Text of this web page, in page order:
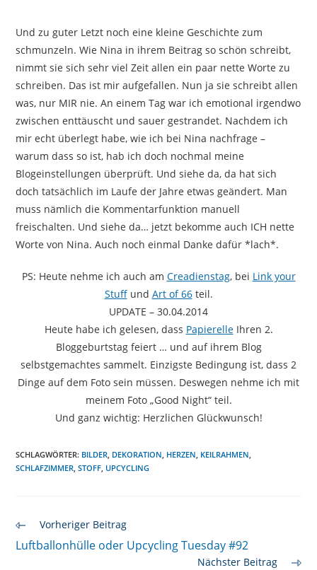
Und zu guter Letzt noch eine kleine Geschichte zum
schmunzeln. Wie Nina in ihrem Beitrag so schön schreibt,
nimmt sie sich sehr viel Zeit allen ein paar nette Worte zu
schreiben. Das ist mir aufgefallen. Nun ja sie schreibt allen
was, nur MIR nie. An einem Tag war ich emotional irgendwo
zwischen enttäuscht und sauer gestrandet. Nachdem ich
mir echt überlegt habe, wie ich bei Nina nachfrage –
warum dass so ist, hab ich doch nochmal meine
Blogeinstellungen überprüft. Und siehe da, da hat sich
doch tatsächlich im Laufe der Jahre etwas geändert. Man
muss nämlich die Kommentarfunktion manuell
freischalten. Und siehe da… jetzt bekomme auch ICH nette
Worte von Nina. Auch noch einmal Danke dafür *lach*.
PS: Heute nehme ich auch am Creadienstag, bei Link your
Stuffund Art of 66teil.
UPDATE – 30.04.2014
Heute habe ich gelesen, dass PapierelleIhren 2.
Bloggeburtstag feiert … und auf ihrem Blog
selbstgemachtes sammelt. Einzigste Bedingung ist, dass 2
Dinge auf dem Foto sein müssen. Deswegen nehme ich mit
meinem Foto „Good Night“ teil.
Und ganz wichtig: Herzlichen Glückwunsch!
SCHLAGWÖRTER: BILDER, DEKORATION, HERZEN, KEILRAHMEN,
SCHLAFZIMMER, STOFF, UPCYCLING
Weitere
Artikel
ansehen
Vorheriger Beitrag
Luftballonhülle oder Upcycling Tuesday #92
Nächster Beitrag